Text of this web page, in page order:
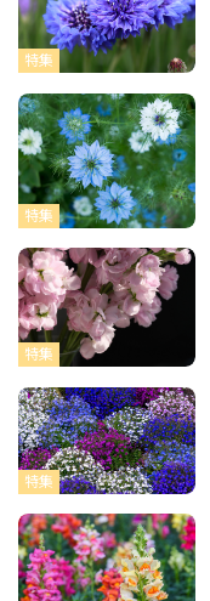
特集
特集
特集
特集